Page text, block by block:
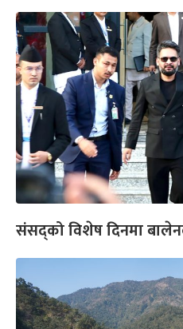
संसद्को विशेष दिनमा